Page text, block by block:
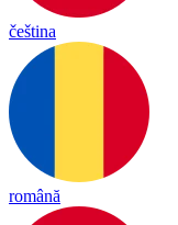
čeština
română